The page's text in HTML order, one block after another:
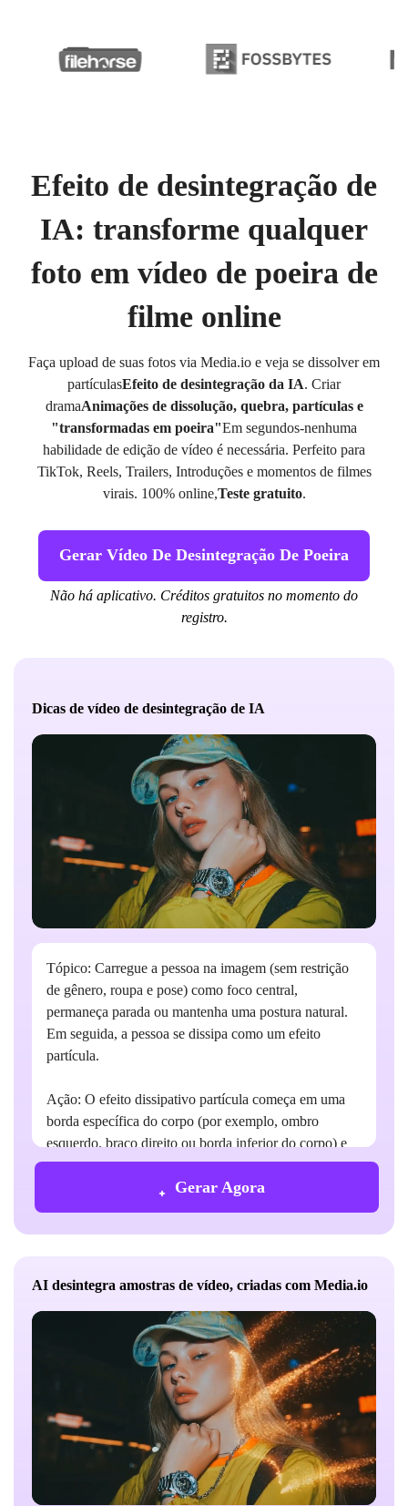
Efeito de desintegração de
IA: transforme qualquer
foto em vídeo de poeira de
filme online
Faça upload de suas fotos via Media.io e veja se dissolver em
partículasEfeito de desintegração da IA. Criar
dramaAnimações de dissolução, quebra, partículas e
"transformadas em poeira"Em segundos-nenhuma
habilidade de edição de vídeo é necessária. Perfeito para
TikTok, Reels, Trailers, Introduções e momentos de filmes
virais. 100% online,Teste gratuito.
Gerar Vídeo De Desintegração De Poeira
Não há aplicativo. Créditos gratuitos no momento do
registro.
Dicas de vídeo de desintegração de IA
Tópico: Carregue a pessoa na imagem (sem restrição
de gênero, roupa e pose) como foco central,
permaneça parada ou mantenha uma postura natural.
Em seguida, a pessoa se dissipa como um efeito
partícula.
Ação: O efeito dissipativo partícula começa em uma
borda específica do corpo (por exemplo, ombro
esquerdo, braço direito ou borda inferior do corpo) e
gradualmente se espalha por todo o corpo. As
partículas se deslocaram como o vento, os contornos
Cena: O fundo original é preservado intacto e
permanece estável. Partículas de luz suavemente
refletidas aparecem durante a dissipação. Depois que a
pessoa desaparece, a cena permanece parada por cerca
de 0,5 segundos, enfatizando a sensação de vazio.
Câmera: Câmera fixa, sem zoom ou movimento.
Efeitos visuais (VFX): granulometria de 0,5-2 mm,
estilo de flash de poeira, cores amostradas do sujeito,
Gerar Agora
AI desintegra amostras de vídeo, criadas com Media.io